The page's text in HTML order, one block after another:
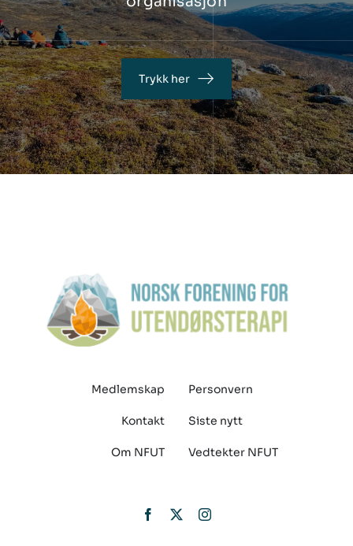
Trykk her
Medlemskap
Kontakt
Om NFUT
Personvern
Siste nytt
Vedtekter NFUT